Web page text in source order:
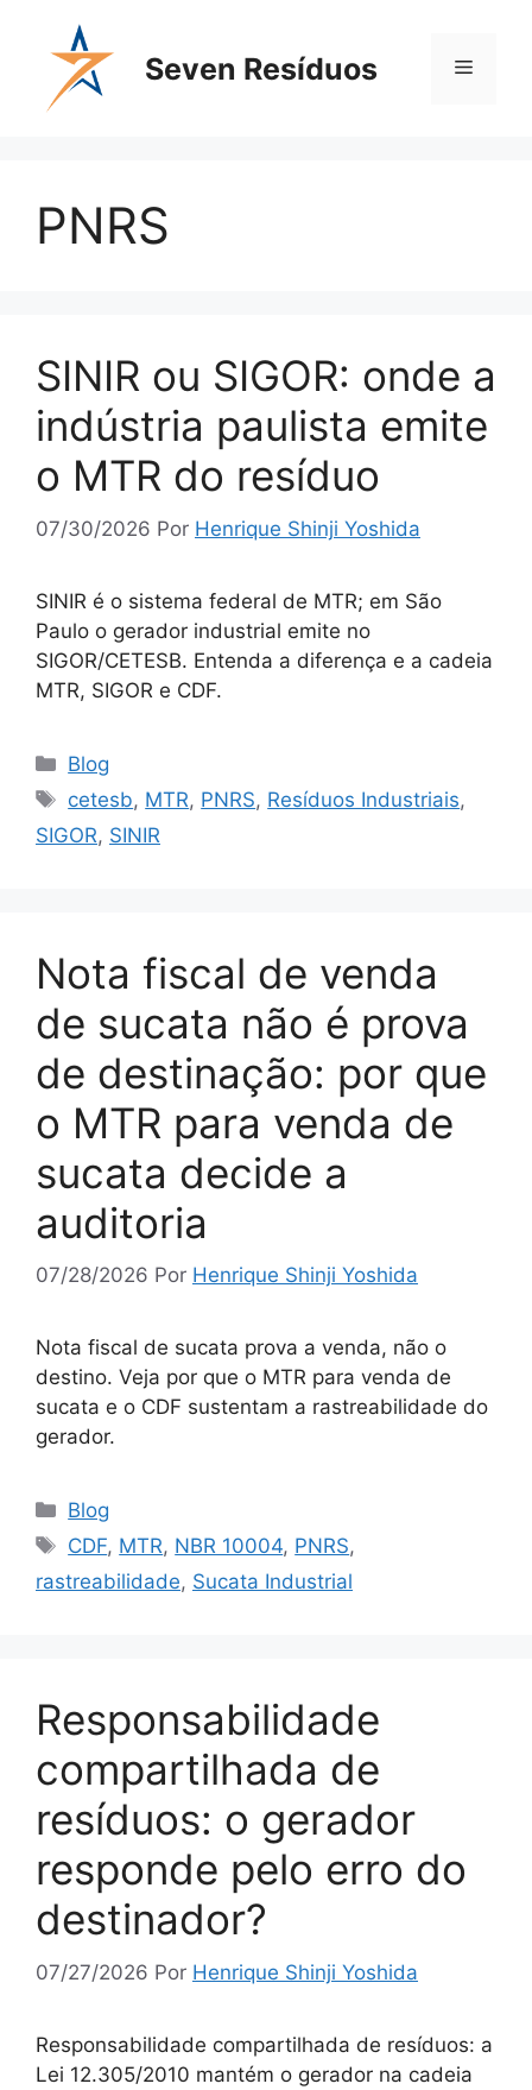
Seven Resíduos
PNRS
SINIR ou SIGOR: onde a
indústria paulista emite
o MTR do resíduo
07/30/2026 Por Henrique Shinji Yoshida
SINIR é o sistema federal de MTR; em São
Paulo o gerador industrial emite no
SIGOR/CETESB. Entenda a diferença e a cadeia
MTR, SIGOR e CDF.
Blog
cetesb, MTR, PNRS, Resíduos Industriais,
SIGOR, SINIR
Nota fiscal de venda
de sucata não é prova
de destinação: por que
o MTR para venda de
sucata decide a
auditoria
07/28/2026 Por Henrique Shinji Yoshida
Nota fiscal de sucata prova a venda, não o
destino. Veja por que o MTR para venda de
sucata e o CDF sustentam a rastreabilidade do
gerador.
Blog
CDF, MTR, NBR 10004, PNRS,
rastreabilidade, Sucata Industrial
Responsabilidade
compartilhada de
resíduos: o gerador
responde pelo erro do
destinador?
07/27/2026 Por Henrique Shinji Yoshida
Responsabilidade compartilhada de resíduos: a
Lei 12.305/2010 mantém o gerador na cadeia